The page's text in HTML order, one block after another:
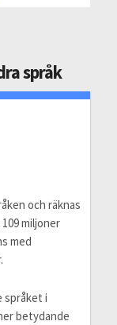
språk
och räknas
miljoner
med
språket i
betydande